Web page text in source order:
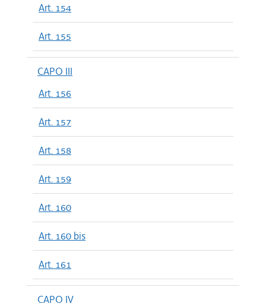
Art. 154
Art. 155
CAPO III
Art. 156
Art. 157
Art. 158
Art. 159
Art. 160
Art. 160 bis
Art. 161
CAPO IV